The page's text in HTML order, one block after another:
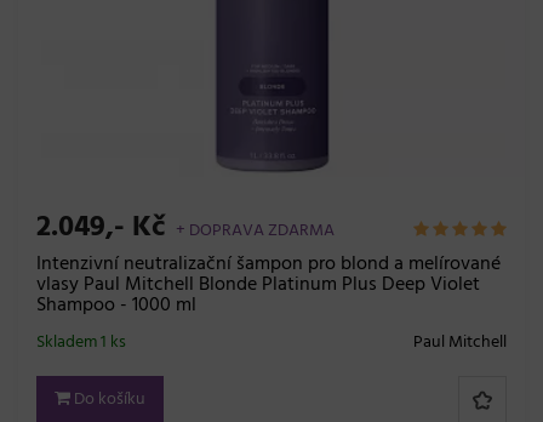
2.049,- Kč + DOPRAVA ZDARMA
Intenzivní neutralizační šampon pro blond a melírované
vlasy Paul Mitchell Blonde Platinum Plus Deep Violet
Shampoo - 1000 ml
Paul Mitchell
Skladem 1 ks
Do košíku